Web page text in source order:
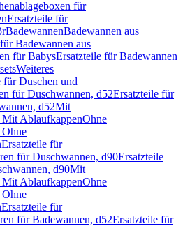
für
Ersatzteile für
BadewannenBadewannen aus
Badewannen aus
für BabysErsatzteile für Badewannen
Weiteres
für Duschen und
für Duschwannen, d52Ersatzteile für
d52Mit
Mit AblaufkappenOhne
Ersatzteile für
für Duschwannen, d90Ersatzteile
d90Mit
Mit AblaufkappenOhne
Ersatzteile für
für Badewannen, d52Ersatzteile für